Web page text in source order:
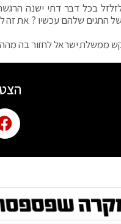
בכל דבר דתי ישנה
של החגים שלהם עכשיו ? את
ממשלת ישראל לחזור בה